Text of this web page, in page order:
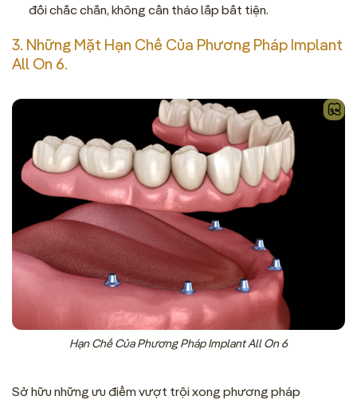
đối chắc chắn, không cần tháo lắp bất tiện.
3. Những Mặt Hạn Chế Của Phương Pháp Implant
All On 6.
Hạn Chế Của Phương Pháp Implant All On 6
Sở hữu những ưu điểm vượt trội xong phương pháp